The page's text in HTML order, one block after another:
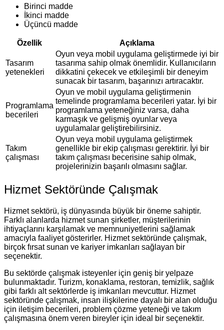
Birinci madde
İkinci madde
Üçüncü madde
Özellik Açıklama
Tasarım
yetenekleri
Oyun veya mobil uygulama geliştirmede iyi bir
tasarıma sahip olmak önemlidir. Kullanıcıların
dikkatini çekecek ve etkileşimli bir deneyim
sunacak bir tasarım, başarınızı artıracaktır.
Programlama
becerileri
Oyun ve mobil uygulama geliştirmenin
temelinde programlama becerileri yatar. İyi bir
programlama yeteneğiniz varsa, daha
karmaşık ve gelişmiş oyunlar veya
uygulamalar geliştirebilirsiniz.
Takım
çalışması
Oyun veya mobil uygulama geliştirmek
genellikle bir ekip çalışması gerektirir. İyi bir
takım çalışması becerisine sahip olmak,
projelerinizin başarılı olmasını sağlar.
Hizmet Sektöründe Çalışmak
Hizmet sektörü, iş dünyasında büyük bir öneme sahiptir.
Farklı alanlarda hizmet sunan şirketler, müşterilerinin
ihtiyaçlarını karşılamak ve memnuniyetlerini sağlamak
amacıyla faaliyet gösterirler. Hizmet sektöründe çalışmak,
birçok fırsat sunan ve kariyer imkanları sağlayan bir
seçenektir.
Bu sektörde çalışmak isteyenler için geniş bir yelpaze
bulunmaktadır. Turizm, konaklama, restoran, temizlik, sağlık
gibi farklı alt sektörlerde iş imkanları mevcuttur. Hizmet
sektöründe çalışmak, insan ilişkilerine dayalı bir alan olduğu
için iletişim becerileri, problem çözme yeteneği ve takım
çalışmasına önem veren bireyler için ideal bir seçenektir.